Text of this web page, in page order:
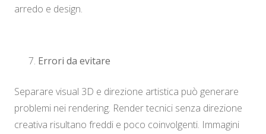
arredo e design.
Errori da evitare
Separare visual 3D e direzione artistica può generare
problemi nei rendering. Render tecnici senza direzione
creativa risultano freddi e poco coinvolgenti. Immagini